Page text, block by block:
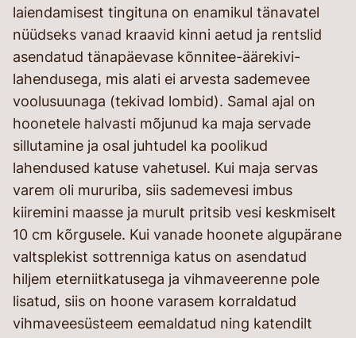
laiendamisest tingituna on enamikul tänavatel
nüüdseks vanad kraavid kinni aetud ja rentslid
asendatud tänapäevase kõnnitee-äärekivi-
lahendusega, mis alati ei arvesta sademevee
voolusuunaga (tekivad lombid). Samal ajal on
hoonetele halvasti mõjunud ka maja servade
sillutamine ja osal juhtudel ka poolikud
lahendused katuse vahetusel. Kui maja servas
varem oli mururiba, siis sademevesi imbus
kiiremini maasse ja murult pritsib vesi keskmiselt
10 cm kõrgusele. Kui vanade hoonete algupärane
valtsplekist sottrenniga katus on asendatud
hiljem eterniitkatusega ja vihmaveerenne pole
lisatud, siis on hoone varasem korraldatud
vihmaveesüsteem eemaldatud ning katendilt